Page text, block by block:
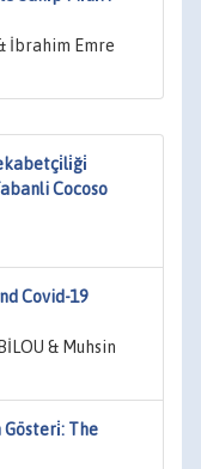
İbrahim Emre
Cocoso
Covid-19
& Muhsin
Gösteri̇: The